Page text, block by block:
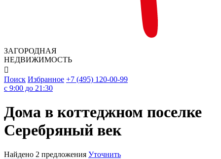
ЗАГОРОДНАЯ
НЕДВИЖИМОСТЬ

Поиск Избранное +7 (495) 120-00-99
c 9:00 до 21:30
Дома в коттеджном поселке
Серебряный век
Найдено 2 предложения Уточнить